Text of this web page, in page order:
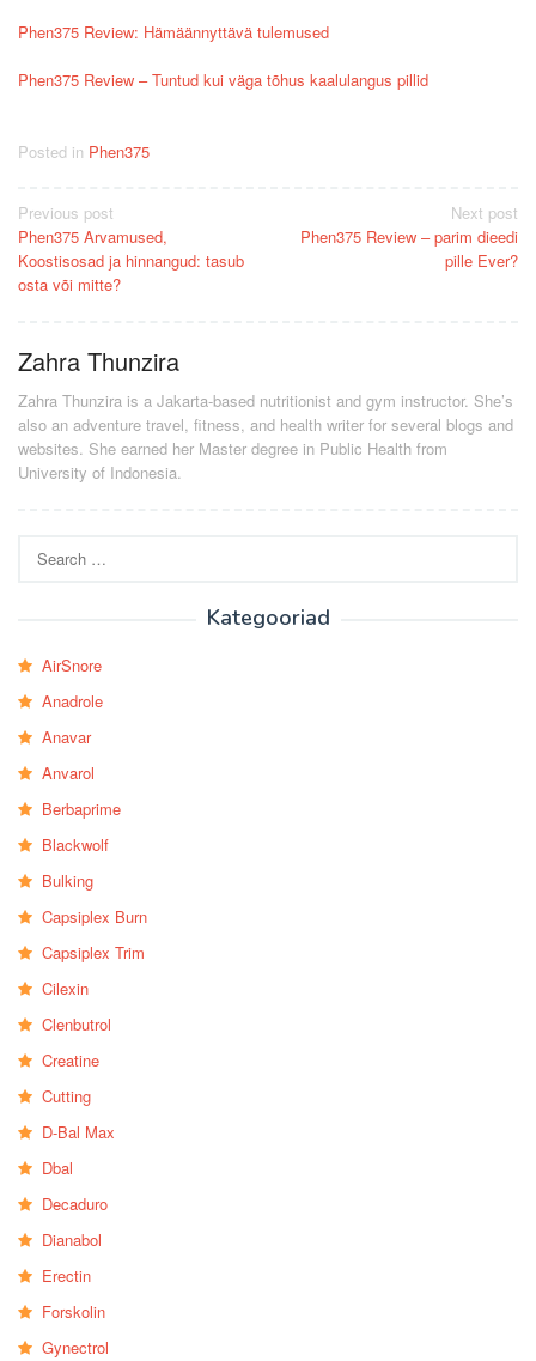
Phen375 Review: Hämäännyttävä tulemused
Phen375 Review – Tuntud kui väga tõhus kaalulangus pillid
Posted in Phen375
Post
navigation
Previous post
Phen375 Arvamused,
Koostisosad ja hinnangud: tasub
osta või mitte?
Next post
Phen375 Review – parim dieedi
pille Ever?
Zahra Thunzira
Zahra Thunzira is a Jakarta-based nutritionist and gym instructor. She’s
also an adventure travel, fitness, and health writer for several blogs and
websites. She earned her Master degree in Public Health from
University of Indonesia.
for:
Kategooriad
AirSnore
Anadrole
Anavar
Anvarol
Berbaprime
Blackwolf
Bulking
Capsiplex Burn
Capsiplex Trim
Cilexin
Clenbutrol
Creatine
Cutting
D-Bal Max
Dbal
Decaduro
Dianabol
Erectin
Forskolin
Gynectrol